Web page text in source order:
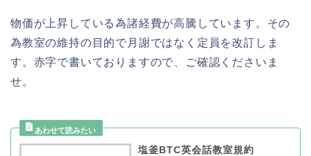
物価が上昇している為諸経費が高騰しています。その
為教室の維持の目的で月謝ではなく定員を改訂しま
す。赤字で書いておりますので、ご確認くださいま
せ。
塩釜BTC英会話教室規約